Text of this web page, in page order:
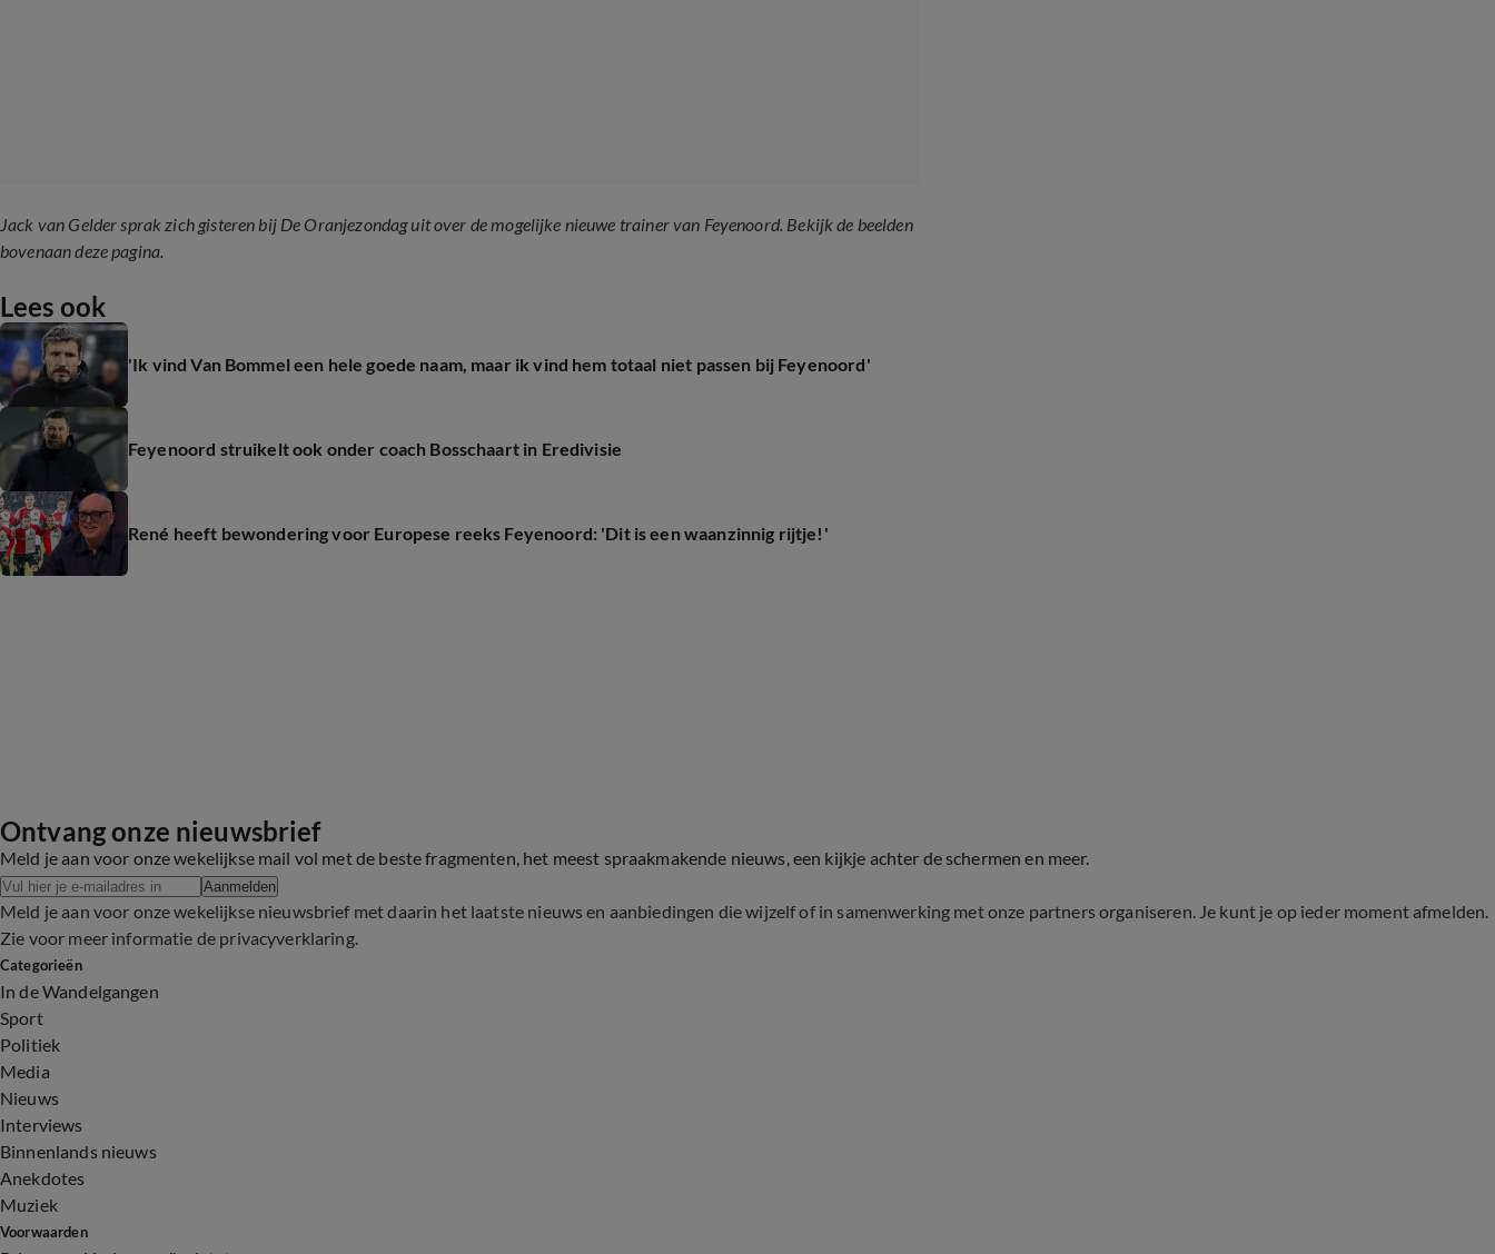
Jack van Gelder sprak zich gisteren bij De Oranjezondag uit over de mogelijke nieuwe trainer van Feyenoord. Bekijk de beelden
bovenaan deze pagina.
Lees ook
'Ik vind Van Bommel een hele goede naam, maar ik vind hem totaal niet passen bij Feyenoord'
Feyenoord struikelt ook onder coach Bosschaart in Eredivisie
René heeft bewondering voor Europese reeks Feyenoord: 'Dit is een waanzinnig rijtje!'
Ontvang onze nieuwsbrief
Meld je aan voor onze wekelijkse mail vol met de beste fragmenten, het meest spraakmakende nieuws, een kijkje achter de schermen en meer.
Aanmelden
Meld je aan voor onze wekelijkse nieuwsbrief met daarin het laatste nieuws en aanbiedingen die wijzelf of in samenwerking met onze partners organiseren. Je kunt je op ieder moment afmelden.
Zie voor meer informatie de privacyverklaring.
Categorieën
In de Wandelgangen
Sport
Politiek
Media
Nieuws
Interviews
Binnenlands nieuws
Anekdotes
Muziek
Voorwaarden